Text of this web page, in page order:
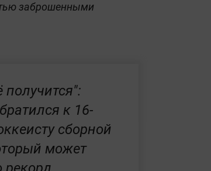
заброшенными
получится":
к 16-
сборной
может